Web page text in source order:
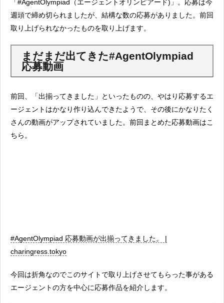
「#AgentOlympiad（エージェントオリンピアード)」。応募は今
週頭で締め切られましたが、結構な数の応募がありました。前回
取り上げられなかったものを取り上げます。
まだまだ出てきた#AgentOlympiad
応募動画
前回、「出揃ってきました」といったものの、やはり応募するエ
ージェントはかなり作り込んできたようで、その後にかなりたく
さんの動画がアップされていました。前回まとめた応募動画はこ
ちら。
#AgentOlympiad 応募動画が出揃ってきました。 |
charingress.tokyo
今回は折角なのでこのサイトで取り上げさせてもらった事がある
エージェントの方を中心に応募作品を紹介します。